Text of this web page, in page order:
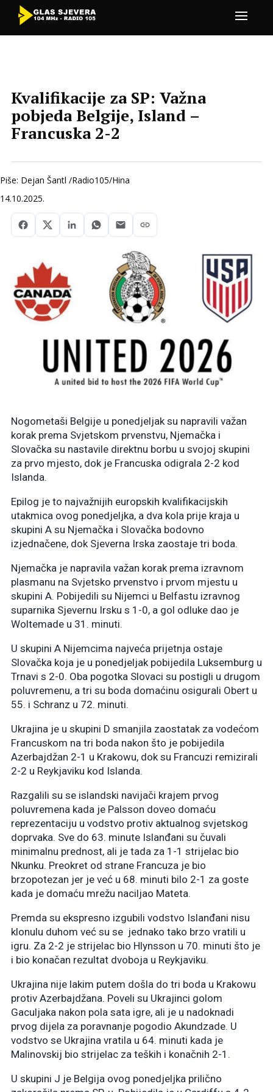
Kvalifikacije za SP: Važna
pobjeda Belgije, Island –
Francuska 2-2
Piše: Dejan Šantl /Radio105/Hina
14.10.2025.
Nogometaši Belgije u ponedjeljak su napravili važan
korak prema Svjetskom prvenstvu, Njemačka i
Slovačka su nastavile direktnu borbu u svojoj skupini
za prvo mjesto, dok je Francuska odigrala 2-2 kod
Islanda.
Epilog je to najvažnijih europskih kvalifikacijskih
utakmica ovog ponedjeljka, a dva kola prije kraja u
skupini A su Njemačka i Slovačka bodovno
izjednačene, dok Sjeverna Irska zaostaje tri boda.
Njemačka je napravila važan korak prema izravnom
plasmanu na Svjetsko prvenstvo i prvom mjestu u
skupini A. Pobijedili su Nijemci u Belfastu izravnog
suparnika Sjevernu Irsku s 1-0, a gol odluke dao je
Woltemade u 31. minuti.
U skupini A Nijemcima najveća prijetnja ostaje
Slovačka koja je u ponedjeljak pobijedila Luksemburg u
Trnavi s 2-0. Oba pogotka Slovaci su postigli u drugom
poluvremenu, a tri su boda domaćinu osigurali Obert u
55. i Schranz u 72. minuti.
Ukrajina je u skupini D smanjila zaostatak za vodećom
Francuskom na tri boda nakon što je pobijedila
Azerbajdžan 2-1 u Krakowu, dok su Francuzi remizirali
2-2 u Reykjaviku kod Islanda.
Razgalili su se islandski navijači krajem prvog
poluvremena kada je Palsson doveo domaću
reprezentaciju u vodstvo protiv aktualnog svjetskog
doprvaka. Sve do 63. minute Islanđani su čuvali
minimalnu prednost, ali je tada za 1-1 strijelac bio
Nkunku. Preokret od strane Francuza je bio
brzopotezan jer je već u 68. minuti bilo 2-1 za goste
kada je domaću mrežu naciljao Mateta.
Premda su ekspresno izgubili vodstvo Islanđani nisu
klonulu duhom već su se jednako tako brzo vratili u
igru. Za 2-2 je strijelac bio Hlynsson u 70. minuti što je
i bio konačan rezultat dvoboja u Reykjaviku.
Ukrajina nije lakim putem došla do tri boda u Krakowu
protiv Azerbajdžana. Poveli su Ukrajinci golom
Gaculjaka nakon pola sata igre, ali je u nadoknadi
prvog dijela za poravnanje pogodio Akundzade. U
vodstvo se Ukrajina vratila u 64. minuti kada je
Malinovskij bio strijelac za teških i konačnih 2-1.
U skupini J je Belgija ovog ponedjeljka prilično